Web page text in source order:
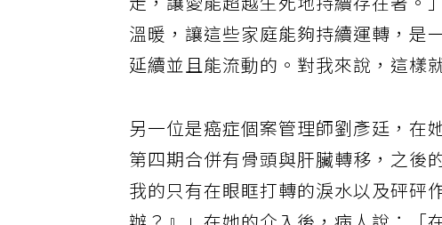
走，讓愛能超越生死地持續存在著。
溫暖，讓這些家庭能夠持續運轉，是
延續並且能流動的。對我來說，這樣
另一位是癌症個案管理師劉彥廷，在
第四期合併有骨頭與肝臟轉移，之後
我的只有在眼眶打轉的淚水以及砰砰